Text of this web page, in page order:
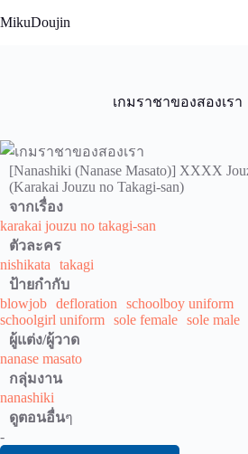
to
MikuDoujin
เกมราชาของสองเรา
[Nanashiki (Nanase Masato)] XXXX
(Karakai Jouzu no Takagi-san)
จากเรื่อง
karakai jouzu no takagi-san
ตัวละคร
nishikata
takagi
ป้ายกำกับ
blowjob defloration
schoolboy uniform
schoolgirl uniform sole female sole male
ผู้แต่ง/ผู้วาด
nanase masato
กลุ่มงาน
nanashiki
ดูตอนอื่นๆ
-